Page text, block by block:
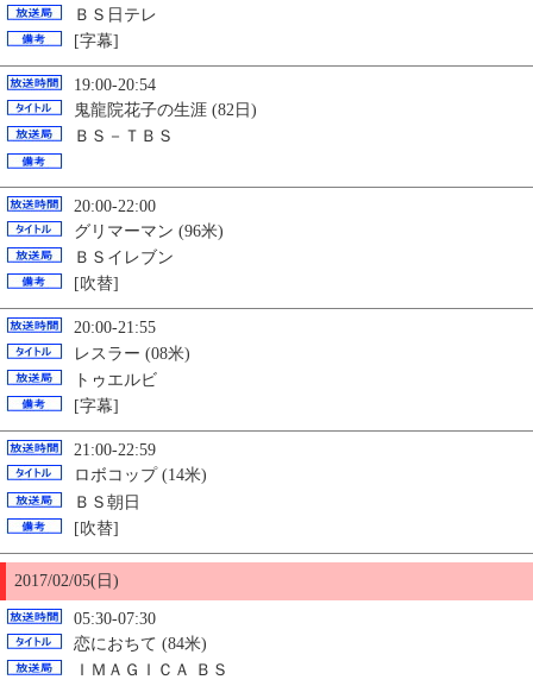
ＢＳ日テレ
[字幕]
19:00-20:54
鬼龍院花子の生涯 (82日)
ＢＳ－ＴＢＳ
20:00-22:00
グリマーマン (96米)
ＢＳイレブン
[吹替]
20:00-21:55
レスラー (08米)
トゥエルビ
[字幕]
21:00-22:59
ロボコップ (14米)
ＢＳ朝日
[吹替]
2017/02/05(日)
05:30-07:30
恋におちて (84米)
ＩＭＡＧＩＣＡ ＢＳ